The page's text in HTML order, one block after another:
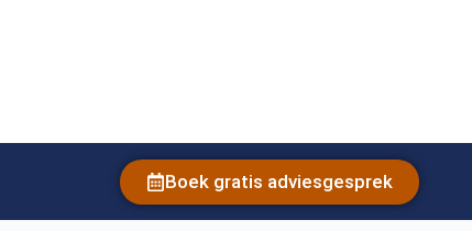
Boek gratis adviesgesprek